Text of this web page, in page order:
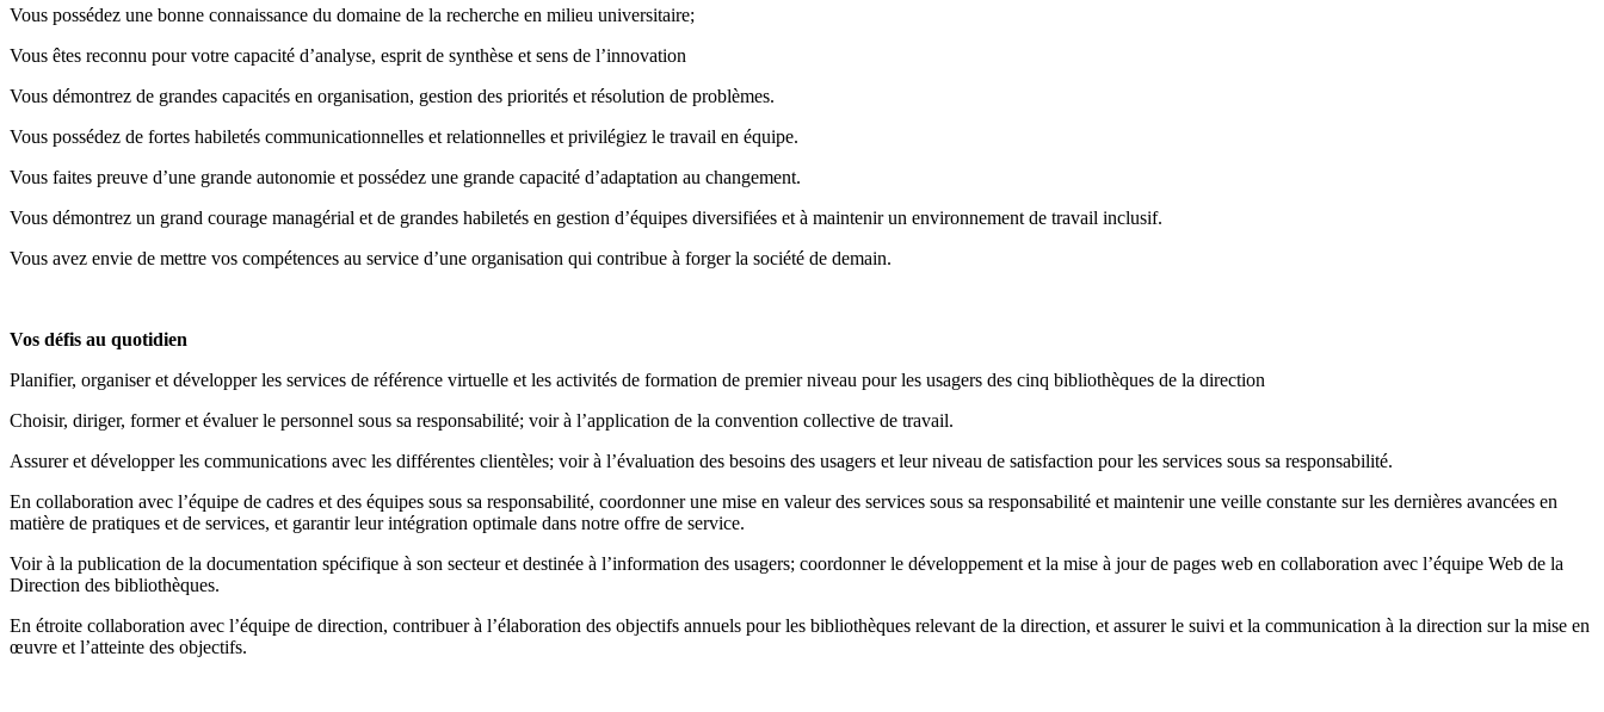
Vous possédez une bonne connaissance du domaine de la recherche en milieu universitaire;
Vous êtes reconnu pour votre capacité d’analyse, esprit de synthèse et sens de l’innovation
Vous démontrez de grandes capacités en organisation, gestion des priorités et résolution de problèmes.
Vous possédez de fortes habiletés communicationnelles et relationnelles et privilégiez le travail en équipe.
Vous faites preuve d’une grande autonomie et possédez une grande capacité d’adaptation au changement.
Vous démontrez un grand courage managérial et de grandes habiletés en gestion d’équipes diversifiées et à maintenir un environnement de travail inclusif.
Vous avez envie de mettre vos compétences au service d’une organisation qui contribue à forger la société de demain.
Vos défis au quotidien
Planifier, organiser et développer les services de référence virtuelle et les activités de formation de premier niveau pour les usagers des cinq bibliothèques de la direction
Choisir, diriger, former et évaluer le personnel sous sa responsabilité; voir à l’application de la convention collective de travail.
Assurer et développer les communications avec les différentes clientèles; voir à l’évaluation des besoins des usagers et leur niveau de satisfaction pour les services sous sa responsabilité.
En collaboration avec l’équipe de cadres et des équipes sous sa responsabilité, coordonner une mise en valeur des services sous sa responsabilité et maintenir une veille constante sur les dernières avancées en
matière de pratiques et de services, et garantir leur intégration optimale dans notre offre de service.
Voir à la publication de la documentation spécifique à son secteur et destinée à l’information des usagers; coordonner le développement et la mise à jour de pages web en collaboration avec l’équipe Web de la
Direction des bibliothèques.
En étroite collaboration avec l’équipe de direction, contribuer à l’élaboration des objectifs annuels pour les bibliothèques relevant de la direction, et assurer le suivi et la communication à la direction sur la mise en
œuvre et l’atteinte des objectifs.